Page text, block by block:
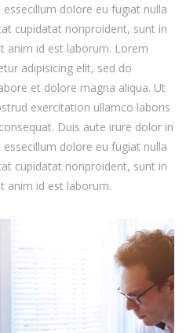
dolore eu fugiat nulla
cupidatat nonproident, sunt in
anim id est laborum. Lorem
adipisicing elit, sed do
et dolore magna aliqua. Ut
exercitation ullamco laboris
Duis aute irure dolor in
dolore eu fugiat nulla
cupidatat nonproident, sunt in
anim id est laborum.